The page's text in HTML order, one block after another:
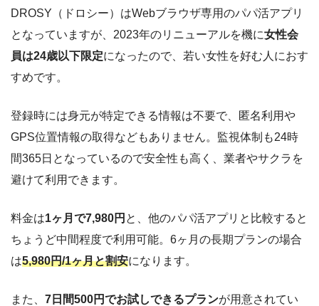
DROSY（ドロシー）はWebブラウザ専用のパパ活アプリ
となっていますが、2023年のリニューアルを機に女性会
員は24歳以下限定になったので、若い女性を好む人におす
すめです。
登録時には身元が特定できる情報は不要で、匿名利用や
GPS位置情報の取得などもありません。監視体制も24時
間365日となっているので安全性も高く、業者やサクラを
避けて利用できます。
料金は1ヶ月で7,980円 と、他のパパ活アプリと比較すると
ちょうど中間程度で利用可能。6ヶ月の長期プランの場合
は5,980円/1ヶ月と割安になります。
また、 7日間500円でお試しできるプランが用意されてい